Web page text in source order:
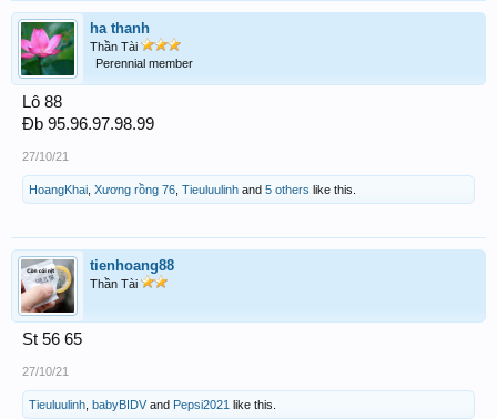
ha thanh
Thần Tài
Perennial member
Lô 88
Đb 95.96.97.98.99
27/10/21
HoangKhai Xương rồng 76 Tieuluulinh and 5 others like this.
tienhoang88
Thần Tài
St 56 65
27/10/21
Tieuluulinh babyBIDV and Pepsi2021 like this.